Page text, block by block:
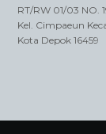
RT/RW 01/03 NO.
Kel. Cimpaeun
Kota Depok 16459